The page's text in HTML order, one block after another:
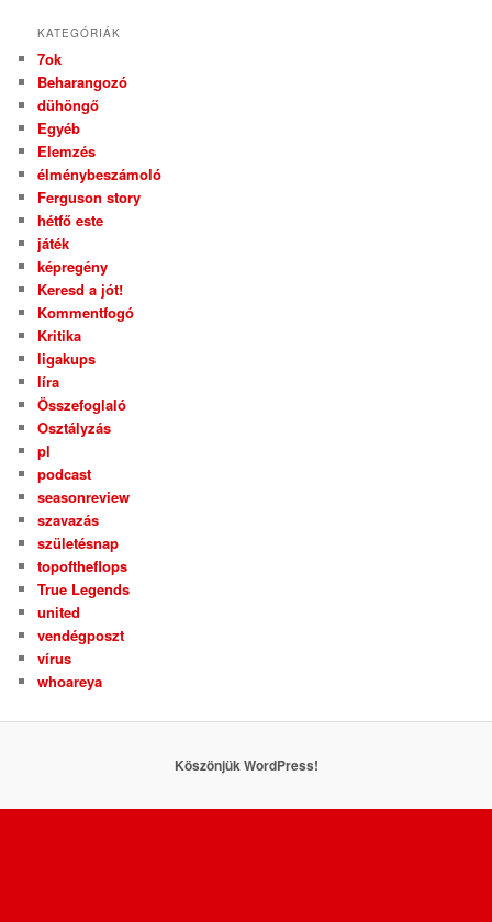
KATEGÓRIÁK
7ok
Beharangozó
dühöngő
Egyéb
Elemzés
élménybeszámoló
Ferguson story
hétfő este
játék
képregény
Keresd a jót!
Kommentfogó
Kritika
ligakups
líra
Összefoglaló
Osztályzás
pl
podcast
seasonreview
szavazás
születésnap
topoftheflops
True Legends
united
vendégposzt
vírus
whoareya
Köszönjük WordPress!